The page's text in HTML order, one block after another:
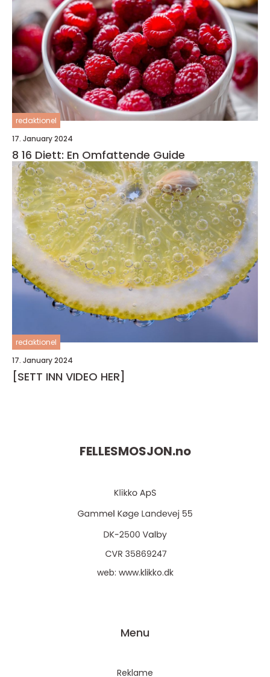
redaktionel
17. January 2024
8 16 Diett: En Omfattende Guide
redaktionel
17. January 2024
[SETT INN VIDEO HER]
FELLESMOSJON.no
web: www.klikko.dk
Menu
Reklame